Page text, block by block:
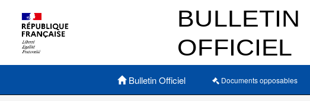
Menu principal
Bulletin Officiel Documents opposables